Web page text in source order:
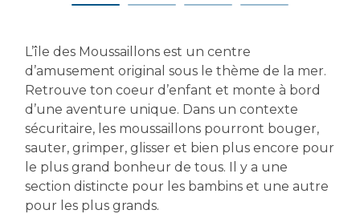
L’île des Moussaillons est un centre
d’amusement original sous le thème de la mer.
Retrouve ton coeur d’enfant et monte à bord
d’une aventure unique. Dans un contexte
sécuritaire, les moussaillons pourront bouger,
sauter, grimper, glisser et bien plus encore pour
le plus grand bonheur de tous. Il y a une
section distincte pour les bambins et une autre
pour les plus grands.